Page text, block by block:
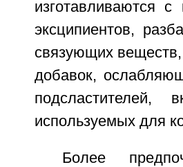
изготавливаются
эксципиентов,
связующих
добавок,
подсластителей,
используемых для
Более